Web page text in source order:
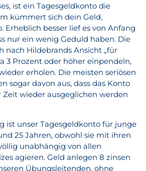
ist ein Tagesgeldkonto die
kümmert sich dein Geld,
Erheblich besser lief es von Anfang
nur ein wenig Geduld haben. Die
nach Hildebrands Ansicht „für
3 Prozent oder höher einpendeln,
erholen. Die meisten seriösen
sogar davon aus, dass das Konto
wieder ausgeglichen werden
ist unser Tagesgeldkonto für junge
25 Jahren, obwohl sie mit ihren
unabhängig von allen
agieren. Geld anlegen 8 zinsen
Übungsleitenden, ohne